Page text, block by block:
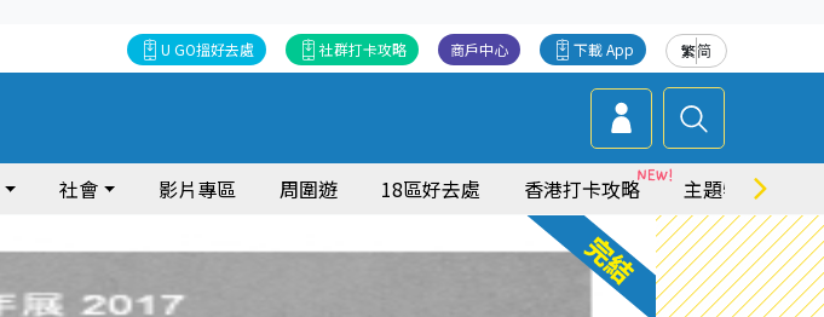
繁简
下載 App
商戶中心
社群打卡攻略
U GO搵好去處
社會 影片專區 周圍遊 18區好去處 香港打卡攻略 主題特集